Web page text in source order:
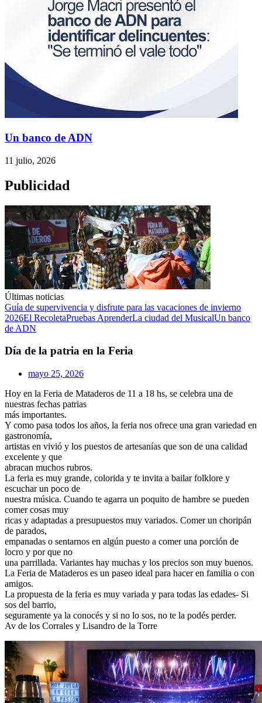
Un banco de ADN
11 julio, 2026
Publicidad
Últimas noticias
Guía de supervivencia y disfrute para las vacaciones de invierno
2026El RecoletaPruebas AprenderLa ciudad del MusicalUn banco
de ADN
Día de la patria en la Feria
mayo 25, 2026
Hoy en la Feria de Mataderos de 11 a 18 hs, se celebra una de
nuestras fechas patrias
más importantes.
Y como pasa todos los años, la feria nos ofrece una gran variedad en
gastronomía,
artistas en vivió y los puestos de artesanías que son de una calidad
excelente y que
abracan muchos rubros.
La feria es muy grande, colorida y te invita a bailar folklore y
escuchar un poco de
nuestra música. Cuando te agarra un poquito de hambre se pueden
comer cosas muy
ricas y adaptadas a presupuestos muy variados. Comer un choripán
de parados,
empanadas o sentarnos en algún puesto a comer una porción de
locro y por que no
una parrillada. Variantes hay muchas y los precios son muy buenos.
La Feria de Mataderos es un paseo ideal para hacer en familia o con
amigos.
La propuesta de la feria es muy variada y para todas las edades- Si
sos del barrio,
seguramente ya la conocés y si no lo sos, no te la podés perder.
Av de los Corrales y Lisandro de la Torre